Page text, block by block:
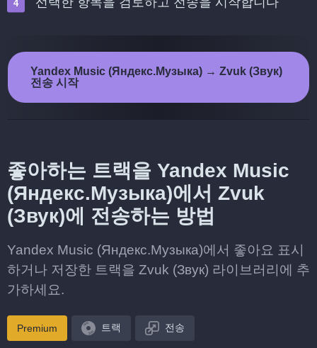
Yandex Music (Яндекс.Музыка) → Zvuk (Звук)
전송 시작
좋아하는 트랙을 Yandex Music
(Яндекс.Музыка)에서 Zvuk
(Звук)에 전송하는 방법
Yandex Music (Яндекс.Музыка)에서 좋아요 표시
하거나 저장한 트랙을 Zvuk (Звук) 라이브러리에 추
가하세요.
Premium 트랙 전송